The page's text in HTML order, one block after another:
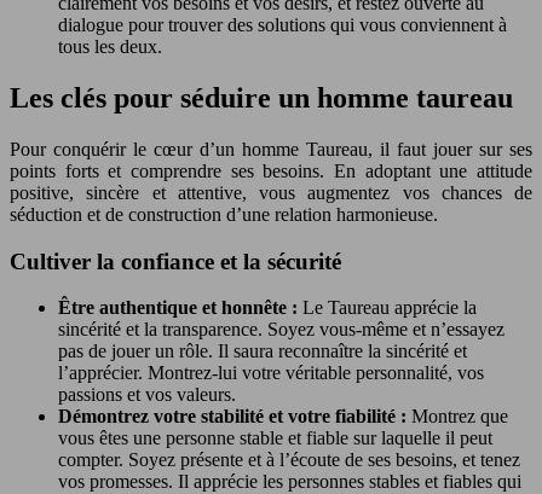
dialogue pour trouver des solutions qui vous conviennent à
tous les deux.
Les clés pour séduire un homme taureau
Pour conquérir le cœur d’un homme Taureau, il faut jouer sur ses
points forts et comprendre ses besoins. En adoptant une attitude
positive, sincère et attentive, vous augmentez vos chances de
séduction et de construction d’une relation harmonieuse.
Cultiver la confiance et la sécurité
Être authentique et honnête : Le Taureau apprécie la
sincérité et la transparence. Soyez vous-même et n’essayez
pas de jouer un rôle. Il saura reconnaître la sincérité et
l’apprécier. Montrez-lui votre véritable personnalité, vos
passions et vos valeurs.
Démontrez votre stabilité et votre fiabilité : Montrez que
vous êtes une personne stable et fiable sur laquelle il peut
compter. Soyez présente et à l’écoute de ses besoins, et tenez
vos promesses. Il apprécie les personnes stables et fiables qui